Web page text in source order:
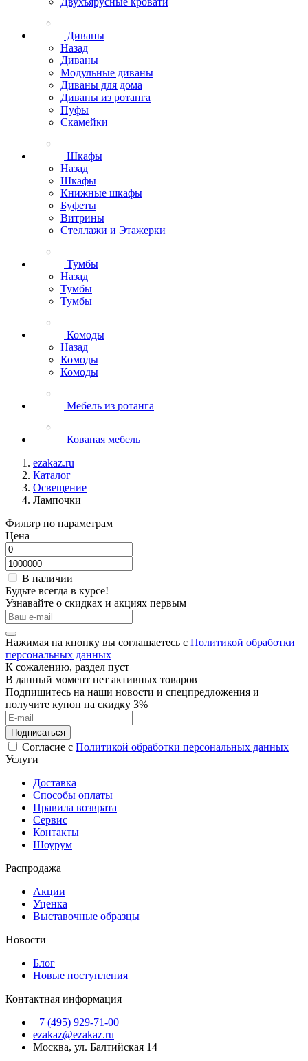
Диваны
Назад
Диваны
Модульные диваны
Диваны для дома
Диваны из ротанга
Пуфы
Скамейки
Шкафы
Назад
Шкафы
Книжные шкафы
Буфеты
Витрины
Стеллажи и Этажерки
Тумбы
Назад
Тумбы
Тумбы
Комоды
Назад
Комоды
Комоды
Мебель из ротанга
Кованая мебель
ezakaz.ru
Каталог
Освещение
Лампочки
Фильтр по параметрам
Цена
В наличии
Будьте всегда в курсе!
Узнавайте о скидках и акциях первым
Нажимая на кнопку вы соглашаетесь с Политикой обработки
персональных данных
К сожалению, раздел пуст
В данный момент нет активных товаров
Подпишитесь на наши новости и спецпредложения и
получите купон на скидку 3%
Подписаться
Согласие с Политикой обработки персональных данных
Услуги
Доставка
Способы оплаты
Правила возврата
Сервис
Контакты
Шоурум
Распродажа
Акции
Уценка
Выставочные образцы
Новости
Блог
Новые поступления
Контактная информация
+7 (495) 929-71-00
ezakaz@ezakaz.ru
Москва, ул. Балтийская 14